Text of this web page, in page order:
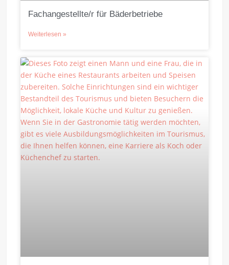
Fachangestellte/r für Bäderbetriebe
Weiterlesen »